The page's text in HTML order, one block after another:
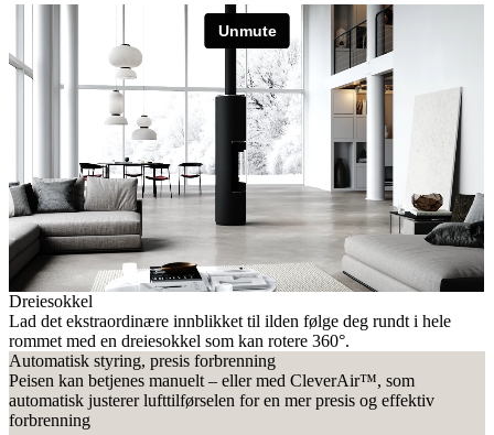
Dreiesokkel
Lad det ekstraordinære innblikket til ilden følge deg rundt i hele
rommet med en dreiesokkel som kan rotere 360°.
Automatisk styring, presis forbrenning
Peisen kan betjenes manuelt – eller med CleverAir™, som
automatisk justerer lufttilførselen for en mer presis og effektiv
forbrenning